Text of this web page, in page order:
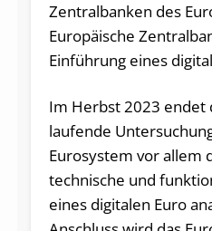
Zentralbanken des
Europäische
Einführung eines
Im Herbst 2023 endet
laufende
Eurosystem vor allem
technische und
eines digitalen Euro